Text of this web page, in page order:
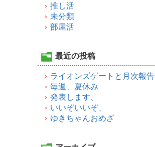
推し活
未分類
部屋活
最近の投稿
ライオンズゲートと月次報告
毎週、夏休み
発表します、
いいぞいいぞ、
ゆきちゃんおめざ